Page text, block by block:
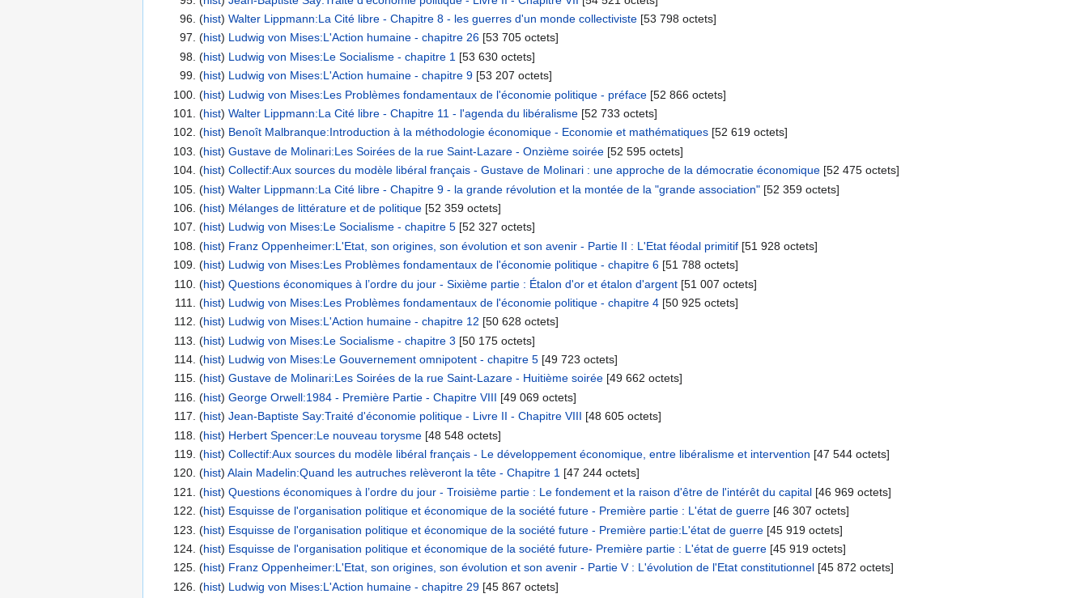
(hist) ‎ Walter Lippmann:La Cité libre - Chapitre 8 - les guerres d'un monde collectiviste‎[53 798 octets]
(hist) ‎ Ludwig von Mises:L'Action humaine - chapitre 26‎[53 705 octets]
(hist) ‎ Ludwig von Mises:Le Socialisme - chapitre 1 ‎[53 630 octets]
(hist) ‎ Ludwig von Mises:L'Action humaine - chapitre 9‎[53 207 octets]
(hist) ‎ Ludwig von Mises:Les Problèmes fondamentaux de l'économie politique - préface‎[52 866 octets]
(hist) ‎ Walter Lippmann:La Cité libre - Chapitre 11 - l'agenda du libéralisme‎[52 733 octets]
(hist) ‎ Benoît Malbranque:Introduction à la méthodologie économique - Economie et mathématiques‎[52 619 octets]
(hist) ‎ Gustave de Molinari:Les Soirées de la rue Saint-Lazare - Onzième soirée‎[52 595 octets]
(hist) ‎ Collectif:Aux sources du modèle libéral français - Gustave de Molinari : une approche de la démocratie économique‎[52 475 octets]
(hist) ‎ Walter Lippmann:La Cité libre - Chapitre 9 - la grande révolution et la montée de la "grande association"‎[52 359 octets]
(hist) ‎ Mélanges de littérature et de politique‎[52 359 octets]
(hist) ‎ Ludwig von Mises:Le Socialisme - chapitre 5‎[52 327 octets]
(hist) ‎ Franz Oppenheimer:L'Etat, son origines, son évolution et son avenir - Partie II : L'Etat féodal primitif‎[51 928 octets]
(hist) ‎ Ludwig von Mises:Les Problèmes fondamentaux de l'économie politique - chapitre 6‎[51 788 octets]
(hist) ‎ Questions économiques à l’ordre du jour - Sixième partie : Étalon d'or et étalon d'argent‎[51 007 octets]
(hist) ‎ Ludwig von Mises:Les Problèmes fondamentaux de l'économie politique - chapitre 4‎[50 925 octets]
(hist) ‎ Ludwig von Mises:L'Action humaine - chapitre 12 ‎[50 628 octets]
(hist) ‎ Ludwig von Mises:Le Socialisme - chapitre 3 ‎[50 175 octets]
(hist) ‎ Ludwig von Mises:Le Gouvernement omnipotent - chapitre 5‎[49 723 octets]
(hist) ‎ Gustave de Molinari:Les Soirées de la rue Saint-Lazare - Huitième soirée‎[49 662 octets]
(hist) ‎ George Orwell:1984 - Première Partie - Chapitre VIII ‎[49 069 octets]
(hist) ‎ Jean-Baptiste Say:Traité d'économie politique - Livre II - Chapitre VIII ‎[48 605 octets]
(hist) ‎ Herbert Spencer:Le nouveau torysme‎[48 548 octets]
(hist) ‎ Collectif:Aux sources du modèle libéral français - Le développement économique, entre libéralisme et intervention ‎[47 544 octets]
(hist) ‎ Alain Madelin:Quand les autruches relèveront la tête - Chapitre 1‎[47 244 octets]
(hist) ‎ Questions économiques à l’ordre du jour - Troisième partie : Le fondement et la raison d'être de l'intérêt du capital‎[46 969 octets]
(hist) ‎ Esquisse de l'organisation politique et économique de la société future - Première partie : L'état de guerre‎[46 307 octets]
(hist) ‎ Esquisse de l'organisation politique et économique de la société future - Première partie:L'état de guerre‎[45 919 octets]
(hist) ‎ Esquisse de l'organisation politique et économique de la société future- Première partie : L'état de guerre‎[45 919 octets]
(hist) ‎ Franz Oppenheimer:L'Etat, son origines, son évolution et son avenir - Partie V : L'évolution de l'Etat constitutionnel‎[45 872 octets]
(hist) ‎ Ludwig von Mises:L'Action humaine - chapitre 29‎[45 867 octets]